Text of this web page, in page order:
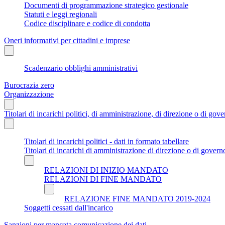
Documenti di programmazione strategico gestionale
Statuti e leggi regionali
Codice disciplinare e codice di condotta
Oneri informativi per cittadini e imprese
Scadenzario obblighi amministrativi
Burocrazia zero
Organizzazione
Titolari di incarichi politici, di amministrazione, di direzione o di
Titolari di incarichi politici - dati in formato tabellare
Titolari di incarichi di amministrazione di direzione o di
RELAZIONI DI INIZIO MANDATO
RELAZIONI DI FINE MANDATO
RELAZIONE FINE MANDATO 2019-2024
Soggetti cessati dall'incarico